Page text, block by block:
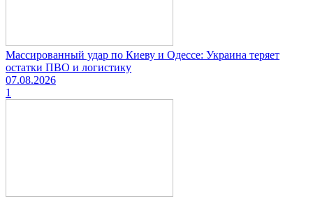
Массированный удар по Киеву и Одессе: Украина теряет
остатки ПВО и логистику
07.08.2026
1